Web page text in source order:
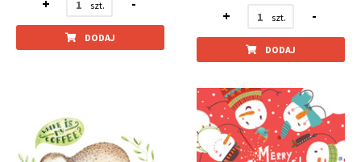
DODAJ
+
-
DODAJ